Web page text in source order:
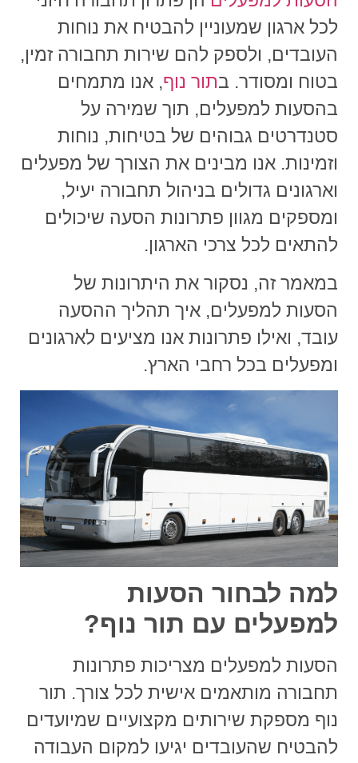
לכל ארגון שמעוניין להבטיח את נוחות
העובדים, ולספק להם שירות תחבורה זמין,
בטוח ומסודר. בתור נוף, אנו מתמחים
בהסעות למפעלים, תוך שמירה על
סטנדרטים גבוהים של בטיחות, נוחות
וזמינות. אנו מבינים את הצורך של מפעלים
וארגונים גדולים בניהול תחבורה יעיל,
ומספקים מגוון פתרונות הסעה שיכולים
להתאים לכל צרכי הארגון.
במאמר זה, נסקור את היתרונות של
הסעות למפעלים, איך תהליך ההסעה
עובד, ואילו פתרונות אנו מציעים לארגונים
ומפעלים בכל רחבי הארץ.
למה לבחור הסעות
למפעלים עם תור נוף?
הסעות למפעלים מצריכות פתרונות
תחבורה מותאמים אישית לכל צורך. תור
נוף מספקת שירותים מקצועיים שמיועדים
להבטיח שהעובדים יגיעו למקום העבודה